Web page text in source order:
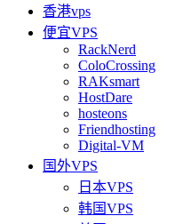
香港vps
便宜VPS
RackNerd
ColoCrossing
RAKsmart
HostDare
hosteons
Friendhosting
Digital-VM
国外VPS
日本VPS
韩国VPS